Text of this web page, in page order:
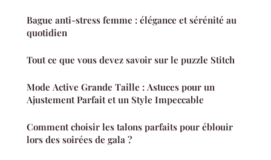
Bague anti-stress femme : élégance et sérénité au
quotidien
Tout ce que vous devez savoir sur le puzzle Stitch
Mode Active Grande Taille : Astuces pour un
Ajustement Parfait et un Style Impeccable
Comment choisir les talons parfaits pour éblouir
lors des soirées de gala ?